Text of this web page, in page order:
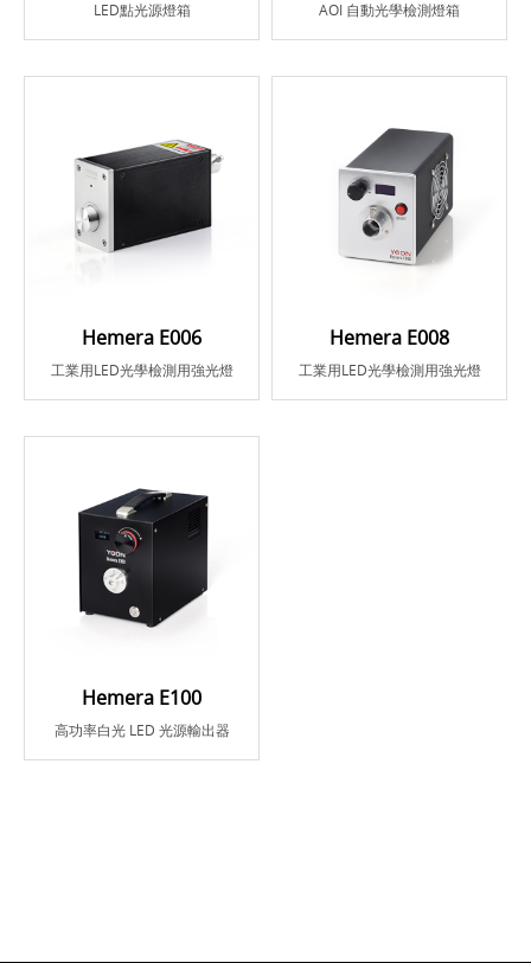
LED點光源燈箱 AOI 自動光學檢測燈箱
Hemera E006
工業用LED光學檢測用強光燈
Hemera E008
工業用LED光學檢測用強光燈
Hemera E100
高功率白光 LED 光源輸出器